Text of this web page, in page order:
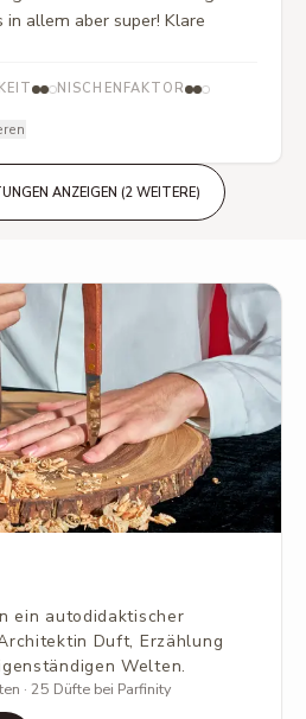
allem aber super! Klare
NISCHENFAKTOR
ANZEIGEN (2 WEITERE)
ein autodidaktischer
Duft, Erzählung
Welten.
· 25 Düfte bei Parfinity